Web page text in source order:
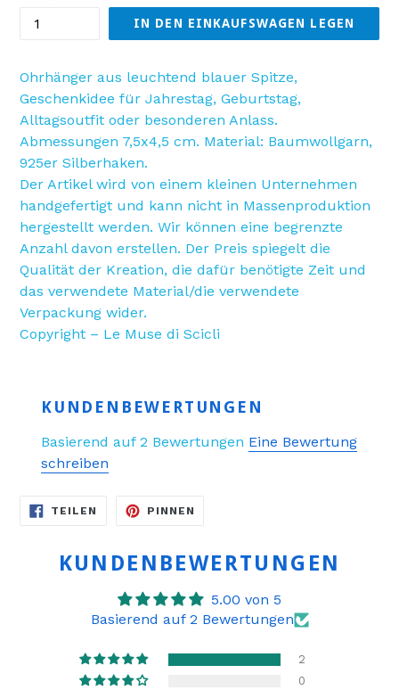
IN DEN EINKAUFSWAGEN LEGEN
Ohrhänger aus leuchtend blauer Spitze,
Geschenkidee für Jahrestag, Geburtstag,
Alltagsoutfit oder besonderen Anlass.
Abmessungen 7,5x4,5 cm. Material: Baumwollgarn,
925er Silberhaken.
Der Artikel wird von einem kleinen Unternehmen
handgefertigt und kann nicht in Massenproduktion
hergestellt werden. Wir können eine begrenzte
Anzahl davon erstellen. Der Preis spiegelt die
Qualität der Kreation, die dafür benötigte Zeit und
das verwendete Material/die verwendete
Verpackung wider.
Copyright – Le Muse di Scicli
KUNDENBEWERTUNGEN
Basierend auf 2 Bewertungen Eine Bewertung
schreiben
TEILEN
FACEBOOK
PINNEN
KUNDENBEWERTUNGEN
5.00 von 5
Basierend auf 2 Bewertungen
2
0